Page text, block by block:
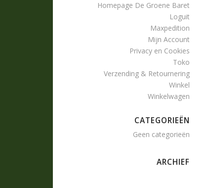
Homepage De Groene Baret
Loguit
Maxpedition
Mijn Account
Privacy en Cookies
Toko
Verzending & Retournering
Winkel
Winkelwagen
CATEGORIEËN
Geen categorieën
ARCHIEF